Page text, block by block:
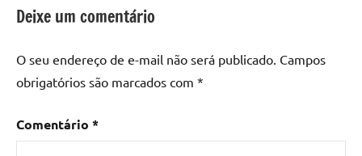
epoxi
mesa
madeira,
Mesa
madeira
com
Deixe um comentário
O seu endereço de e-mail não será publicado. Campos
obrigatórios são marcados com *
Comentário *